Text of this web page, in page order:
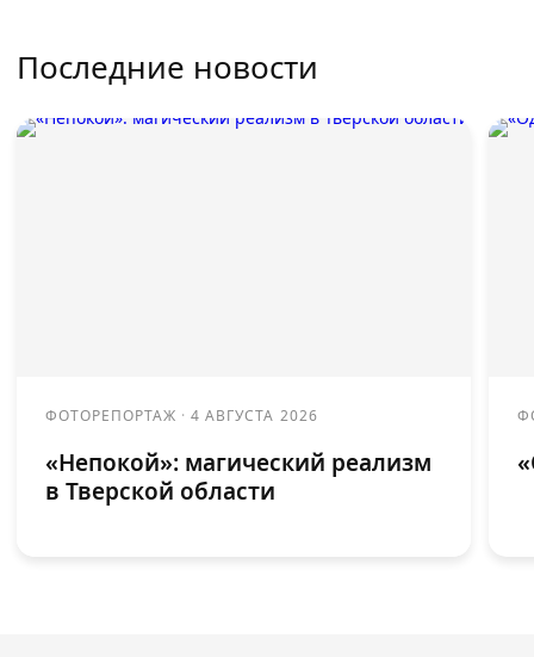
Последние новости
ФОТОРЕПОРТАЖ ·4 АВГУСТА 2026
«Непокой»: магический реализм
в Тверской области